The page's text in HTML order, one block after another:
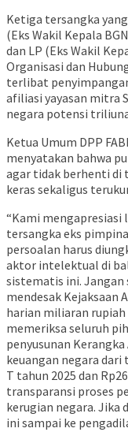
Ketiga tersangka
(Eks Wakil Kepala
dan LP (Eks Wakil
Organisasi dan
terlibat
afiliasi yayasan mitra
negara potensi
Ketua Umum DPP
menyatakan bahwa
agar tidak berhenti di
keras sekaligus
“Kami mengapresiasi
tersangka eks
persoalan harus
aktor intelektual di
sistematis ini. Jangan
mendesak Kejaksaan
harian miliaran rupiah
memeriksa seluruh
penyusunan
keuangan negara dari
T tahun 2025 dan
transparansi proses
kerugian negara. Jika
ini sampai ke